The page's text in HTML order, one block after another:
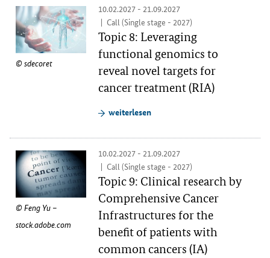
sdecoret
10.02.2027 - 21.09.2027
Call (Single stage - 2027)
Topic 8: Leveraging
functional genomics to
reveal novel targets for
cancer treatment (RIA)
weiterlesen
Feng Yu –
stock.adobe.com
10.02.2027 - 21.09.2027
Call (Single stage - 2027)
Topic 9: Clinical research by
Comprehensive Cancer
Infrastructures for the
benefit of patients with
common cancers (IA)